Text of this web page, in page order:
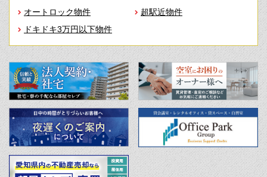
オートロック物件
超駅近物件
ドキドキ3万円以下物件